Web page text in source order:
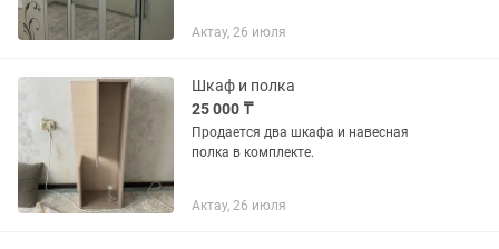
Актау, 26 июля
Шкаф и полка
25 000 ₸
Продается два шкафа и навесная
полка в комплекте.
Актау, 26 июля